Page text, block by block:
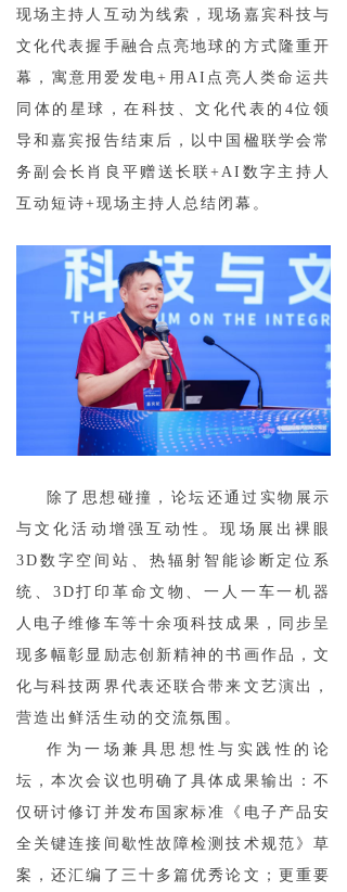
现场主持人互动为线索，现场嘉宾科技与
文化代表握手融合点亮地球的方式隆重开
幕，寓意用爱发电+用AI点亮人类命运共
同体的星球，在科技、文化代表的4位领
导和嘉宾报告结束后，以中国楹联学会常
务副会长肖良平赠送长联+AI数字主持人
互动短诗+现场主持人总结闭幕。
除了思想碰撞，论坛还通过实物展示
与文化活动增强互动性。现场展出裸眼
3D数字空间站、热辐射智能诊断定位系
统、3D打印革命文物、一人一车一机器
人电子维修车等十余项科技成果，同步呈
现多幅彰显励志创新精神的书画作品，文
化与科技两界代表还联合带来文艺演出，
营造出鲜活生动的交流氛围。
作为一场兼具思想性与实践性的论
坛，本次会议也明确了具体成果输出：不
仅研讨修订并发布国家标准《电子产品安
全关键连接间歇性故障检测技术规范》草
案，还汇编了三十多篇优秀论文；更重要